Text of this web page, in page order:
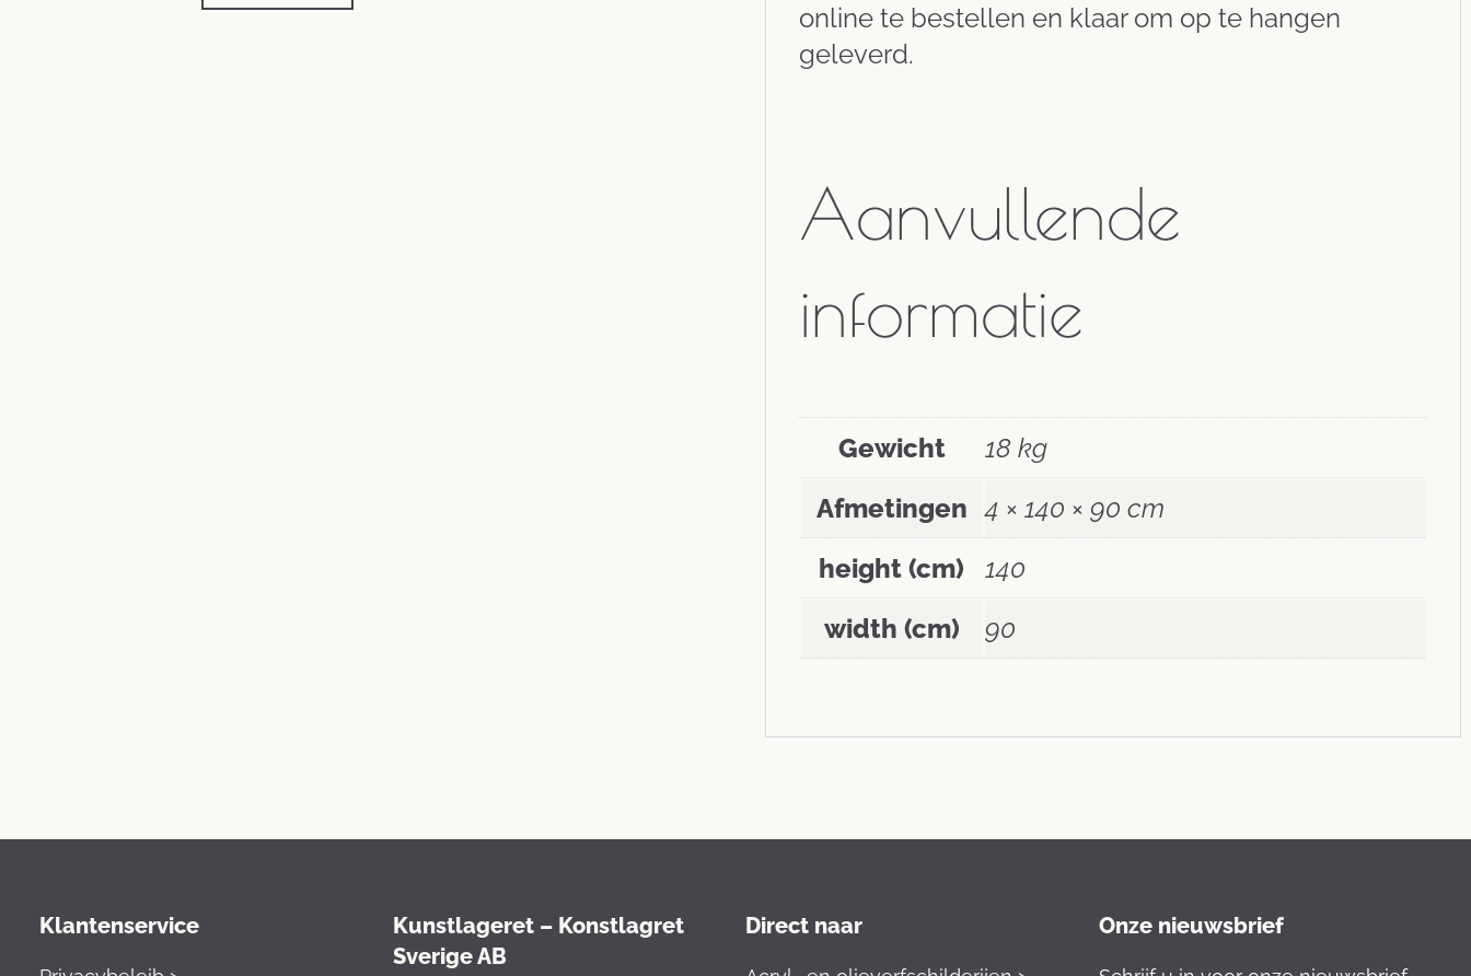
online te bestellen en klaar om op te hangen
geleverd.
Aanvullende
informatie
Gewicht
18 kg
Afmetingen 4 × 140 × 90 cm
height (cm)
140
width (cm)
90
Klantenservice
Kunstlageret – Konstlagret
Sverige AB
Direct naar Onze nieuwsbrief